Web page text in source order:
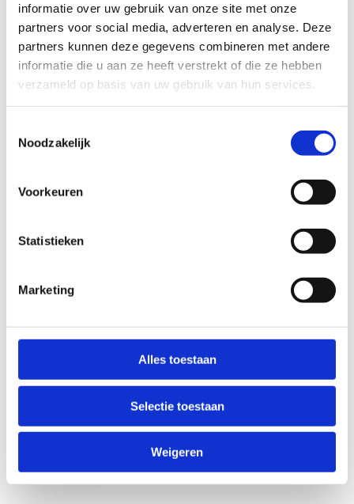
informatie over uw gebruik van onze site met onze
partners voor social media, adverteren en analyse. Deze
partners kunnen deze gegevens combineren met andere
informatie die u aan ze heeft verstrekt of die ze hebben
verzameld op basis van uw gebruik van hun services.
Noodzakelijk
Voorkeuren
Statistieken
Marketing
Alles toestaan
Selectie toestaan
Weigeren
Geef aan tot welk domein jouw vraag behoort
KIES EEN DOMEIN
Jouw vraag
Anti-Robot Verification
Click to start verification
Verzend